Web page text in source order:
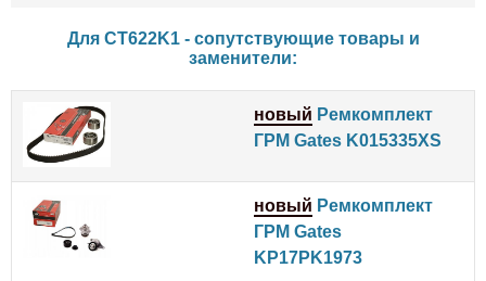
Для CT622K1 - сопутствующие товары и
заменители:
новый Ремкомплект
ГРМ Gates K015335XS
новый Ремкомплект
ГРМ Gates
KP17PK1973